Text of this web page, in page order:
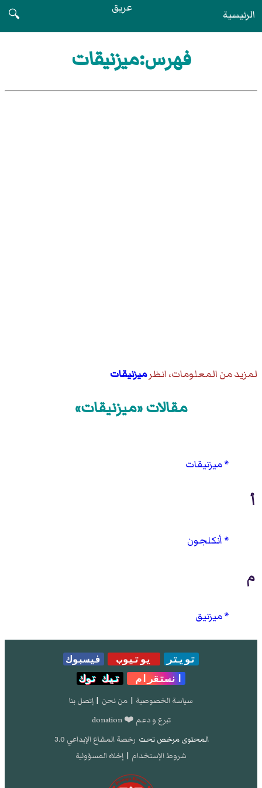
الرئيسية عريق
🔍
فهرس:ميزنيقات
لمزيد من المعلومات، انظرميزنيقات
مقالات «ميزنيقات»
ميزنيقات
أ
أنكلجون
م
ميزنيق
تويتر يوتيوب
فيسبوك
انستقرام
تيك توك
سياسة الخصوصية | من نحن | إتصل بنا
تبرع و دعم ❤️ donation
المحتوى مرخص تحت رخصة المشاع الإبداعي 3.0
شروط الإستخدام | إخلاء المسؤولية